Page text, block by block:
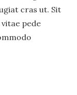
cras ut. Sit
pede